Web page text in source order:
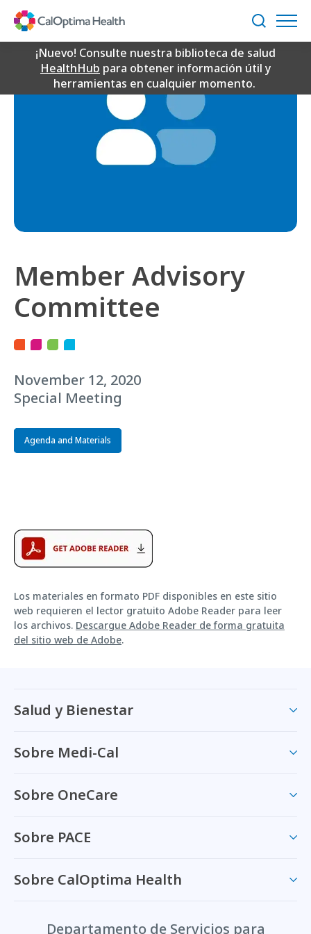
Content
Buscar
¡Nuevo! Consulte nuestra biblioteca de salud
HealthHub para obtener información útil y
herramientas en cualquier momento.
Member Advisory
Committee
November 12, 2020
Special Meeting
Agenda and Materials
Los materiales en formato PDF disponibles en este sitio
web requieren el lector gratuito Adobe Reader para leer
los archivos. Descargue Adobe Reader de forma gratuita
del sitio web de Adobe.
Salud y Bienestar
Sobre Medi-Cal
Sobre OneCare
Sobre PACE
Sobre CalOptima Health
Departamento de Servicios para